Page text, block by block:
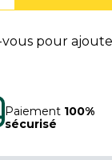
pour
Paiement 100%
sécurisé